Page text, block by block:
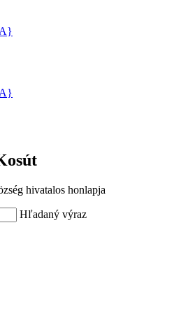
hivatalos honlapja
Hľadaný výraz